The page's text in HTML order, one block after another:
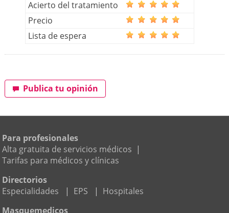
Acierto del tratamiento
Precio
Lista de espera
Publica tu opinión
Para profesionales
Alta gratuita de servicios médicos |
Tarifas para médicos y clínicas
Directorios
Especialidades
| EPS | Hospitales
Masquemedicos